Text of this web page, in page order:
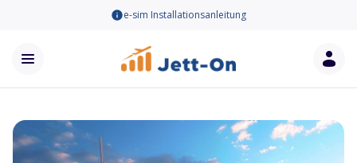
e-sim Installationsanleitung